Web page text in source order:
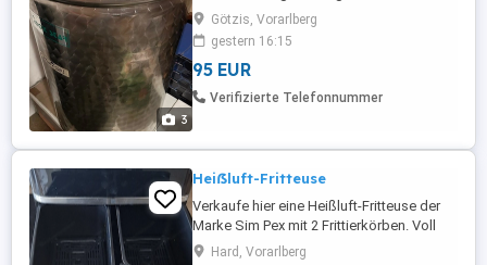
3
Götzis, Vorarlberg
gestern 16:15
95 EUR
Verifizierte Telefonnummer
Heiẞluft-Fritteuse
Verkaufe hier eine Heißluft-Fritteuse der
Marke Sim Pex mit 2 Frittierkörben. Voll
funktionsfähig nur Selbstabholung.
Hard, Vorarlberg